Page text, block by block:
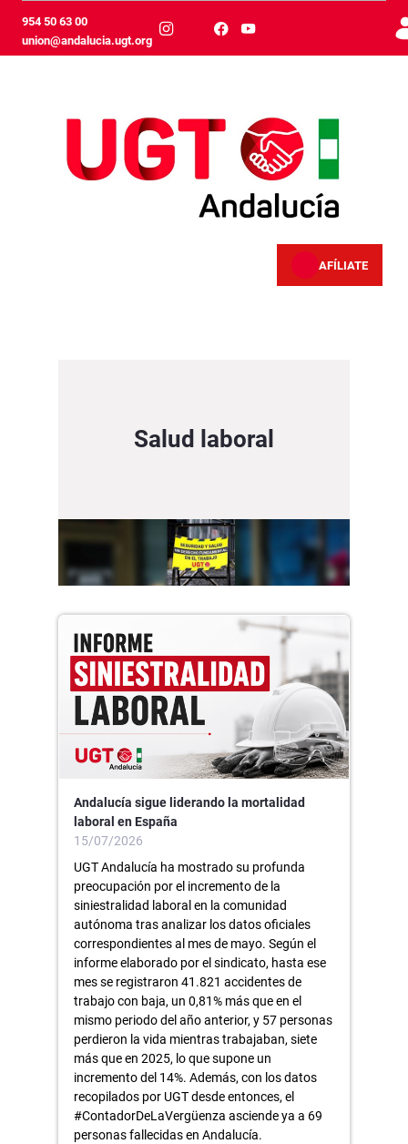
Siirry pääsisältöön
954 50 63 00
union@andalucia.ugt.org
AFÍLIATE
Salud laboral
Andalucía sigue liderando la mortalidad
laboral en España
15/07/2026
UGT Andalucía ha mostrado su profunda
preocupación por el incremento de la
siniestralidad laboral en la comunidad
autónoma tras analizar los datos oficiales
correspondientes al mes de mayo. Según el
informe elaborado por el sindicato, hasta ese
mes se registraron 41.821 accidentes de
trabajo con baja, un 0,81% más que en el
mismo periodo del año anterior, y 57 personas
perdieron la vida mientras trabajaban, siete
más que en 2025, lo que supone un
incremento del 14%. Además, con los datos
recopilados por UGT desde entonces, el
#ContadorDeLaVergüenza asciende ya a 69
personas fallecidas en Andalucía.